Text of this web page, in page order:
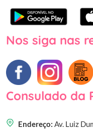
Nos siga nas
Consulado da
Endereço: Av. Luiz